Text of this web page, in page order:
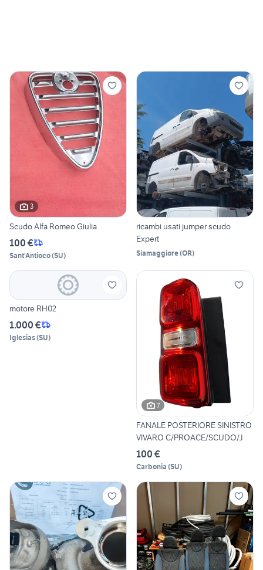
3
Scudo Alfa Romeo Giulia
100 €
Sant'Antioco(SU)
ricambi usati jumper scudo
Expert
Siamaggiore(OR)
motore RH02
1.000 €
Iglesias(SU)
7
FANALE POSTERIORE SINISTRO
VIVARO C/PROACE/SCUDO/J
100 €
Carbonia (SU)